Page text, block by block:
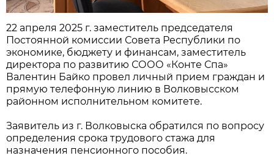
22 апреля 2025 г. заместитель председателя
Постоянной комиссии Совета Республики по
экономике, бюджету и финансам, заместитель
директора по развитию СООО «Конте Спа»
Валентин Байко провел личный прием граждан и
прямую телефонную линию в Волковысском
районном исполнительном комитете.
Заявитель из г. Волковыска обратился по вопросу
определения срока трудового стажа для
назначения пенсионного пособия.